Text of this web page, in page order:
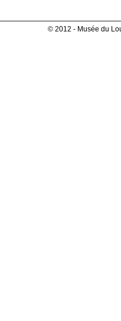
© 2012 - Musée du